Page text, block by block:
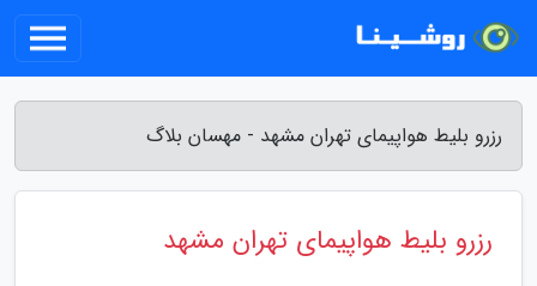
رزرو بلیط هواپیمای تهران مشهد - مهسان بلاگ
رزرو بلیط هواپیمای تهران مشهد